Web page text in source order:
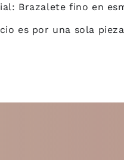
Brazalete fino en
es por una sola